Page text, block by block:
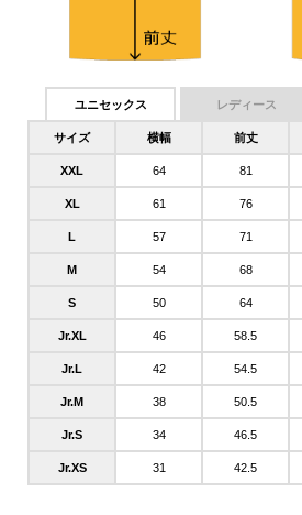
ユニセックス レディース
サイズ 横幅 前丈
XXL 64 81
XL 61 76
L 57 71
M 54 68
S 50 64
Jr.XL 46 58.5
Jr.L 42 54.5
Jr.M 38 50.5
Jr.S 34 46.5
Jr.XS 31 42.5